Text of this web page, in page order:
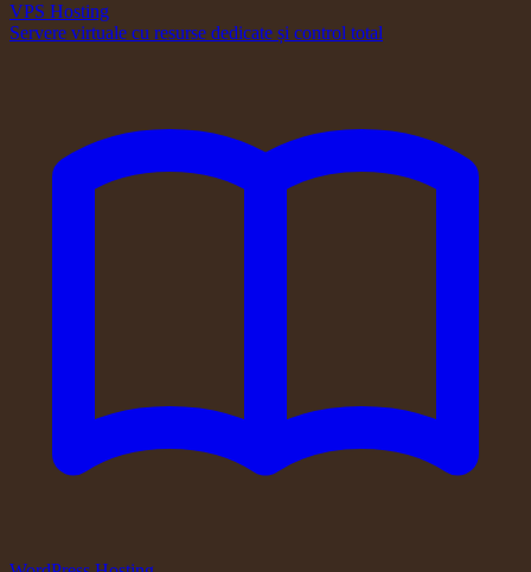
VPS Hosting
Servere virtuale cu resurse dedicate și control total